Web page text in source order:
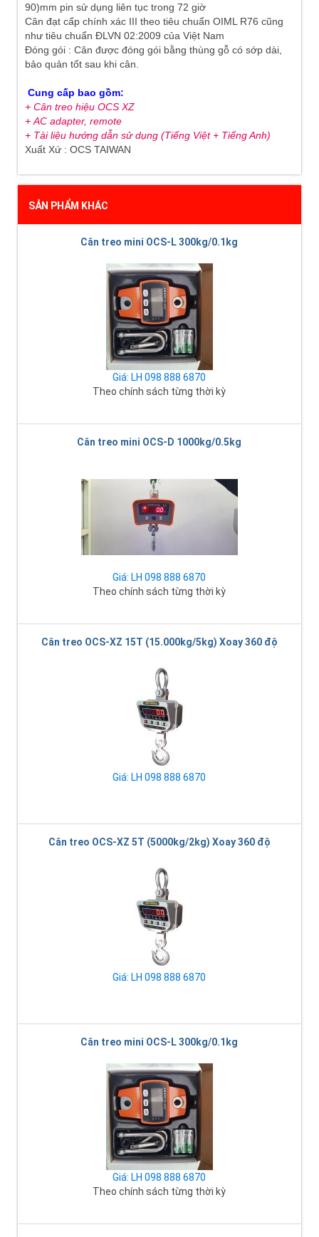
90)mm pin sử dụng liên tục trong 72 giờ
Cân đạt cấp chính xác III theo tiêu chuẩn OIML R76 cũng
như tiêu chuẩn ĐLVN 02:2009 của Việt Nam
Đóng gói : Cân được đóng gói bằng thùng gỗ có sớp dài,
bảo quản tốt sau khi cân.
Cung cấp bao gồm:
+ Cân treo hiệu OCS XZ
+AC adapter, remote
+ Tài liệu hướng dẫn sử dụng (Tiếng Việt + Tiếng Anh)
Xuất Xứ : OCS TAIWAN
SẢN PHẨM KHÁC
Cân treo mini OCS-L 300kg/0.1kg
Giá: LH 098 888 6870
Theo chính sách từng thời kỳ
Cân treo mini OCS-D 1000kg/0.5kg
Giá: LH 098 888 6870
Theo chính sách từng thời kỳ
Cân treo OCS-XZ 15T (15.000kg/5kg) Xoay 360 độ
Giá: LH 098 888 6870
Cân treo OCS-XZ 5T (5000kg/2kg) Xoay 360 độ
Giá: LH 098 888 6870
Cân treo mini OCS-L 300kg/0.1kg
Giá: LH 098 888 6870
Theo chính sách từng thời kỳ